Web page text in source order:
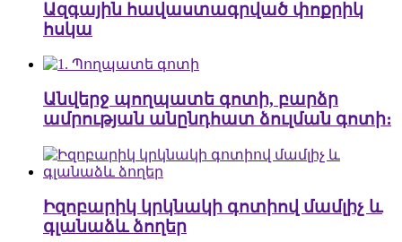
Ազգային հավաստագրված փոքրիկ
հսկա
Անվերջ պողպատե գոտի, բարձր
ամրության անընդհատ ձուլման գոտի։
Իզոբարիկ կրկնակի գոտիով մամլիչ և
գլանաձև ձողեր